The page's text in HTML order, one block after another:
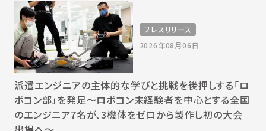
プレスリリース
2026年08月06日
派遣エンジニアの主体的な学びと挑戦を後押しする「ロ
ボコン部」を発足～ロボコン未経験者を中心とする全国
のエンジニア7名が、3機体をゼロから製作し初の大会